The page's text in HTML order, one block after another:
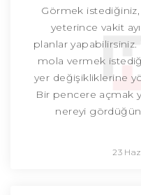
Görmek
yeterince vakit
planlar yapabilirsiniz.
mola vermek
yer değişikliklerine
Bir pencere açmak
nereyi
23